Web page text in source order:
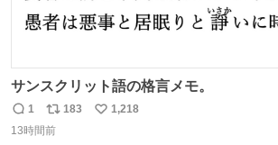
サンスクリット語の格言メモ。
返
信
1
リ
ポ
183
い
1,218
13時間前